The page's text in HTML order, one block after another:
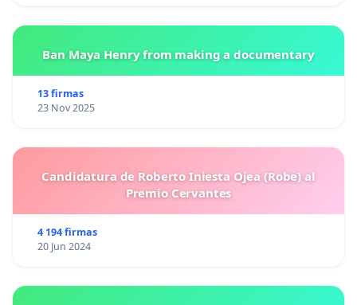
Ban Maya Henry from making a documentary
13 firmas
23 Nov 2025
Candidatura de Roberto Iniesta Ojea (Robe) al
Premio Cervantes
4 194 firmas
20 Jun 2024